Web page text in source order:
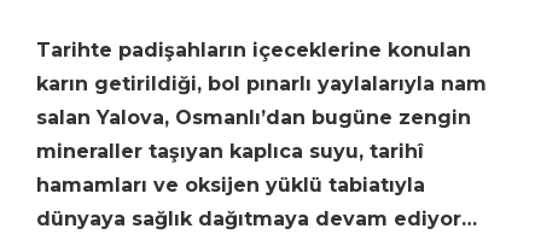
Tarihte padişahların içeceklerine konulan
karın getirildiği, bol pınarlı yaylalarıyla nam
salan Yalova, Osmanlı’dan bugüne zengin
mineraller taşıyan kaplıca suyu, tarihî
hamamları ve oksijen yüklü tabiatıyla
dünyaya sağlık dağıtmaya devam ediyor…